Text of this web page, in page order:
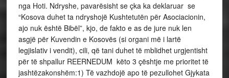
nga Hoti. Ndryshe, pavarësisht se çka ka deklaruar se
“Kosova duhet ta ndryshojë Kushtetutën për Asociacionin,
ajo nuk është Bibël”, kjo, de fakto e as de jure nuk len
asgjë për Kuvendin e Kosovës (si organi më i lartë
legjislativ i vendit), cili, që tani duhet të mblidhet urgjentisht
për të shpallur REERNEDUM këto 3 çështje me prioritet të
jashtëzakonshëm:1) Të vazhdojë apo të pezullohet Gjykata